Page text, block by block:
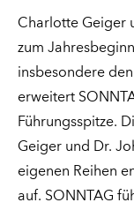
Charlotte Geiger
zum
insbesondere
erweitert
Führungsspitze.
Geiger und Dr.
eigenen Reihen
auf. SONNTAG